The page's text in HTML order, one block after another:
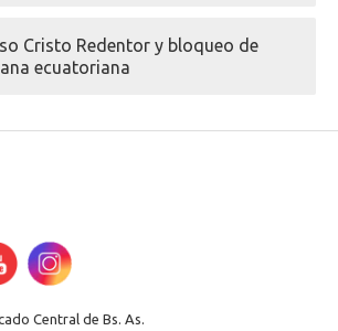
Cristo Redentor y bloqueo de
ecuatoriana
Central de Bs. As.